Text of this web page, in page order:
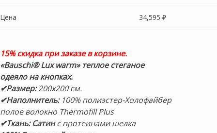
Цена 34,595 ₽
15% скидка при заказе в корзине.
«Bauschi® Lux warm» теплое стеганое
одеялона кнопках.
✔Размер:200х200 см.
✔Наполнитель: 100% полиэстер-Холофайбер
полое волокно Thermofill Plus
✔Ткань: Сатинс протеинами шелка